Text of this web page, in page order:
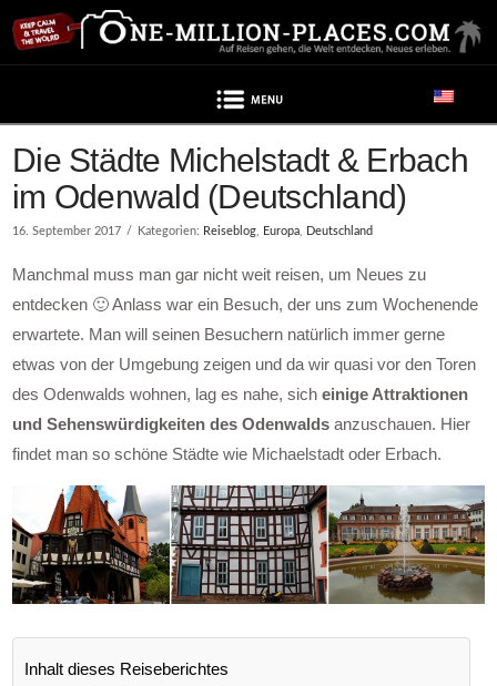
Die Städte Michelstadt & Erbach
im Odenwald (Deutschland)
16. September 2017 Kategorien: Reiseblog, Europa, Deutschland
Manchmal muss man gar nicht weit reisen, um Neues zu
entdecken 🙂 Anlass war ein Besuch, der uns zum Wochenende
erwartete. Man will seinen Besuchern natürlich immer gerne
etwas von der Umgebung zeigen und da wir quasi vor den Toren
des Odenwalds wohnen, lag es nahe, sicheinige Attraktionen
und Sehenswürdigkeiten des Odenwalds anzuschauen. Hier
findet man so schöne Städte wie Michaelstadt oder Erbach.
Inhalt dieses Reiseberichtes